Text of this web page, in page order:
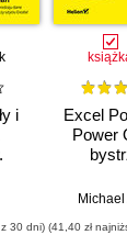
i
30 dni)
Excel
Power
(41,40 zł